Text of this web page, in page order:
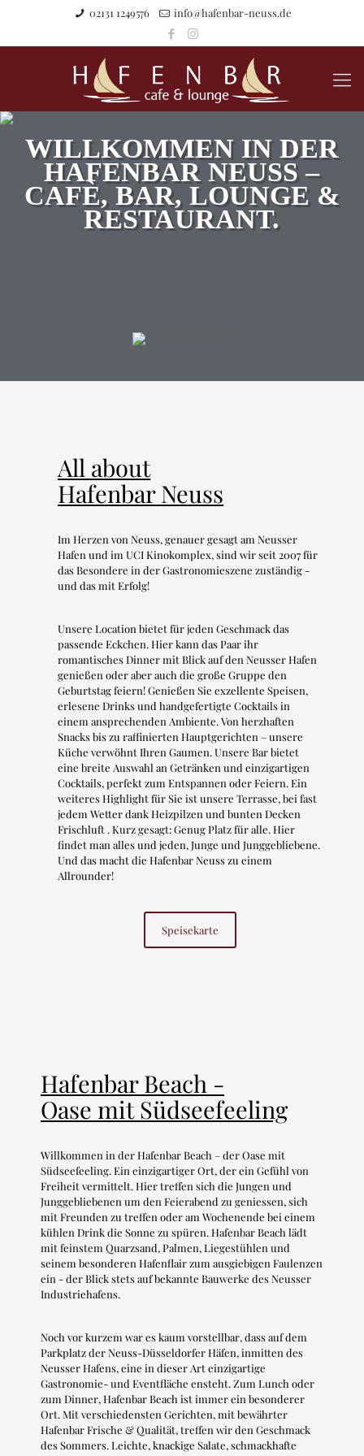
02131 1249576 info@hafenbar-neuss.de
WILLKOMMEN IN DER
HAFENBAR NEUSS –
CAFÈ, BAR, LOUNGE &
RESTAURANT.
All about
Hafenbar Neuss
Im Herzen von Neuss, genauer gesagt am Neusser
Hafen und im UCI Kinokomplex, sind wir seit 2007 für
das Besondere in der Gastronomieszene zuständig -
und das mit Erfolg!
Unsere Location bietet für jeden Geschmack das
passende Eckchen. Hier kann das Paar ihr
romantisches Dinner mit Blick auf den Neusser Hafen
genießen oder aber auch die große Gruppe den
Geburtstag feiern! Genießen Sie exzellente Speisen,
erlesene Drinks und handgefertigte Cocktails in
einem ansprechenden Ambiente. Von herzhaften
Snacks bis zu raffinierten Hauptgerichten – unsere
Küche verwöhnt Ihren Gaumen. Unsere Bar bietet
eine breite Auswahl an Getränken und einzigartigen
Cocktails, perfekt zum Entspannen oder Feiern. Ein
weiteres Highlight für Sie ist unsere Terrasse, bei fast
jedem Wetter dank Heizpilzen und bunten Decken
Frischluft . Kurz gesagt: Genug Platz für alle. Hier
findet man alles und jeden, Junge und Junggebliebene.
Und das macht die Hafenbar Neuss zu einem
Allrounder!
Speisekarte
Hafenbar Beach -
Oase mit Südseefeeling
Willkommen in der Hafenbar Beach – der Oase mit
Südseefeeling. Ein einzigartiger Ort, der ein Gefühl von
Freiheit vermittelt. Hier treffen sich die Jungen und
Junggebliebenen um den Feierabend zu geniessen, sich
mit Freunden zu treffen oder am Wochenende bei einem
kühlen Drink die Sonne zu spüren. Hafenbar Beach lädt
mit feinstem Quarzsand, Palmen, Liegestühlen und
seinem besonderen Hafenflair zum ausgiebigen Faulenzen
ein - der Blick stets auf bekannte Bauwerke des Neusser
Industriehafens.
Noch vor kurzem war es kaum vorstellbar, dass auf dem
Parkplatz der Neuss-Düsseldorfer Häfen, inmitten des
Neusser Hafens, eine in dieser Art einzigartige
Gastronomie- und Eventfläche ensteht. Zum Lunch oder
zum Dinner, Hafenbar Beach ist immer ein besonderer
Ort. Mit verschiedensten Gerichten, mit bewährter
Hafenbar Frische & Qualität, treffen wir den Geschmack
des Sommers. Leichte, knackige Salate, schmackhafte